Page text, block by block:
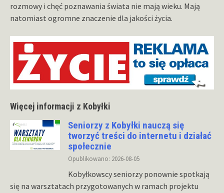
rozmowy i chęć poznawania świata nie mają wieku. Mają
natomiast ogromne znaczenie dla jakości życia.
Więcej informacji z Kobyłki
Seniorzy z Kobyłki nauczą się
tworzyć treści do internetu i działać
społecznie
Opublikowano: 2026-08-05
Kobyłkowscy seniorzy ponownie spotkają
się na warsztatach przygotowanych w ramach projektu